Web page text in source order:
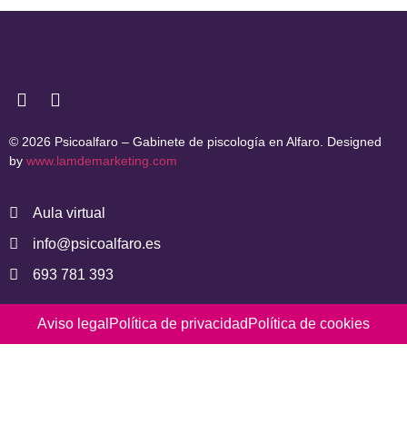
© 2026 Psicoalfaro – Gabinete de piscología en Alfaro. Designed
by www.lamdemarketing.com
Aula virtual
info@psicoalfaro.es
693 781 393
Aviso legal Política de privacidad Política de cookies